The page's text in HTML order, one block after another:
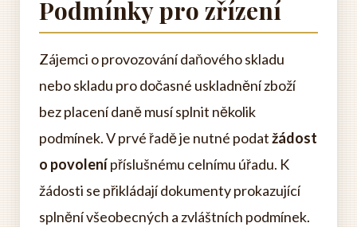
Podmínky pro zřízení
Zájemci o provozování daňového skladu
nebo skladu pro dočasné uskladnění zboží
bez placení daně musí splnit několik
podmínek. V prvé řadě je nutné podatžádost
o povolenípříslušnému celnímu úřadu. K
žádosti se přikládají dokumenty prokazující
splnění všeobecných a zvláštních podmínek.